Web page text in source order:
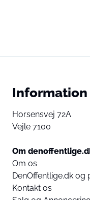
Information
Horsensvej 72A
Vejle 7100
Om
Om os
DenOffentlige.dk
Kontakt os